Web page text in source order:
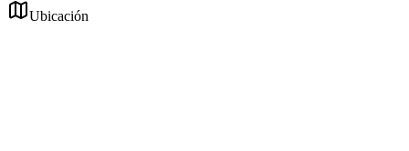
Ubicación